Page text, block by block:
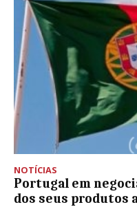
NOTÍCIAS
Portugal em
dos seus produtos